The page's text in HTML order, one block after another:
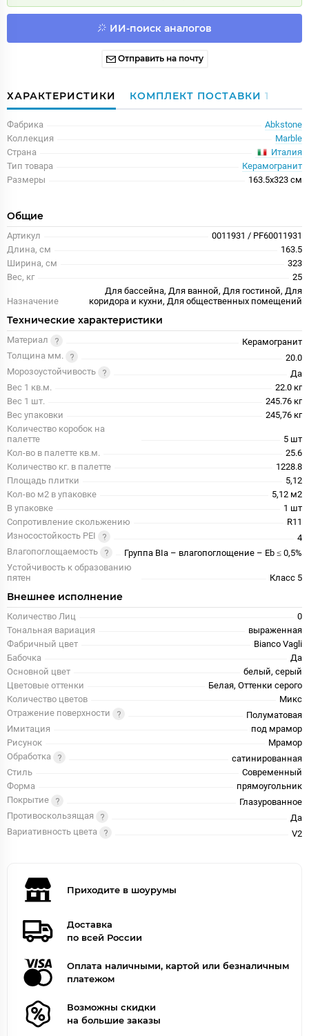
ИИ-поиск аналогов
Отправить на почту
ХАРАКТЕРИСТИКИ КОМПЛЕКТ ПОСТАВКИ 1
Фабрика
Abkstone
Коллекция
Marble
Страна
Италия
Тип товара
Керамогранит
Размеры
163.5x323 см
Общие
Артикул
0011931 / PF60011931
Длина, см
163.5
Ширина, см
323
Вес, кг
25
Назначение
Для бассейна, Для ванной, Для гостиной, Для
коридора и кухни, Для общественных помещений
Технические характеристики
Материал
Керамогранит
Толщина мм.
20.0
Морозоустойчивость
Да
Вес 1 кв.м.
22.0 кг
Вес 1 шт.
245.76 кг
Вес упаковки
245,76 кг
Количество коробок на
палетте
5 шт
Кол-во в палетте кв.м.
25.6
Количество кг. в палетте
1228.8
Площадь плитки
5,12
Кол-во м2 в упаковке
5,12 м2
В упаковке
1 шт
Сопротивление скольжению
R11
Износостойкость PEI
4
Влагопоглощаемость
Группа BIa – влагопоглощение – Eb ≤ 0,5%
Устойчивость к образованию
пятен
Класс 5
Внешнее исполнение
Количество Лиц
0
Тональная вариация
выраженная
Фабричный цвет
Bianco Vagli
Бабочка
Да
Основной цвет
белый, серый
Цветовые оттенки
Белая, Оттенки серого
Количество цветов
Микс
Отражение поверхности
Полуматовая
Имитация
под мрамор
Рисунок
Мрамор
Обработка
сатинированная
Стиль
Современный
Форма
прямоугольник
Покрытие
Глазурованное
Противоскользящая
Да
Вариативность цвета
V2
Приходите в шоурумы
Доставка
по всей России
Оплата наличными, картой или безналичным
платежом
Возможны скидки
на большие заказы